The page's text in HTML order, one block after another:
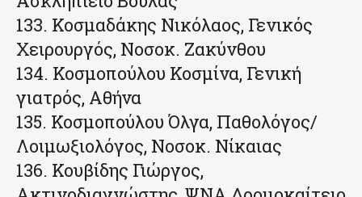
133. Κοσμαδάκης Νικόλαος, Γενικός
Χειρουργός, Νοσοκ. Ζακύνθου
134. Κοσμοπούλου Κοσμίνα, Γενική
γιατρός, Αθήνα
135. Κοσμοπούλου Όλγα, Παθολόγος/
Λοιμωξιολόγος, Νοσοκ. Νίκαιας
136. Κουβίδης Γιώργος,